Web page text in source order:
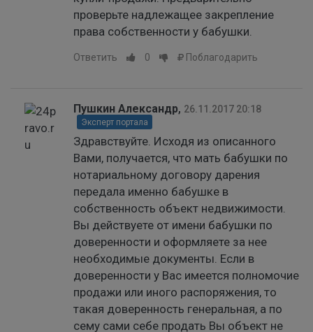
проверьте надлежащее закрепление
права собственности у бабушки.
Ответить 0 Поблагодарить
Пушкин Александр, 26.11.2017 20:18
Эксперт портала
Здравствуйте. Исходя из описанного
Вами, получается, что мать бабушки по
нотариальному договору дарения
передала именно бабушке в
собственность объект недвижимости.
Вы действуете от имени бабушки по
доверенности и оформляете за нее
необходимые документы. Если в
доверенности у Вас имеется полномочие
продажи или иного распоряжения, то
такая доверенность генеральная, а по
сему сами себе продать Вы объект не